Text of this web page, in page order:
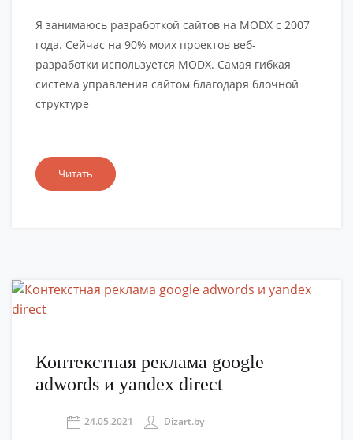
Я занимаюсь разработкой сайтов на MODX с 2007
года. Сейчас на 90% моих проектов веб-
разработки используется MODX. Самая гибкая
система управления сайтом благодаря блочной
структуре
Читать
Контекстная реклама google
adwords и yandex direct
24.05.2021 Dizart.by